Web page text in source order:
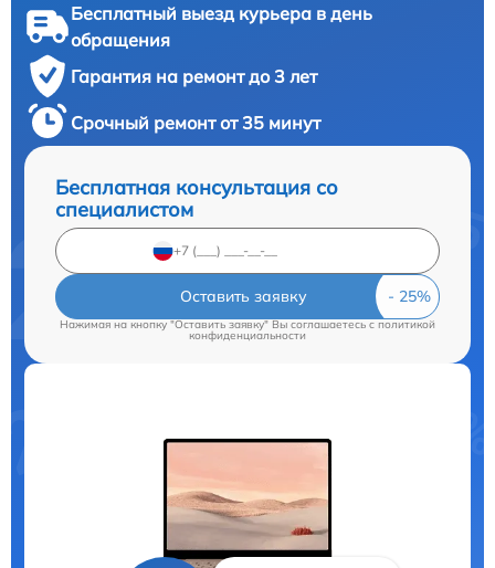
Бесплатный выезд курьера в день
обращения
Гарантия на ремонт до 3 лет
Срочный ремонт от 35 минут
Бесплатная консультация со
специалистом
Оставить заявку
Нажимая на кнопку "Оставить заявку" Вы соглашаетесь cполитикой
конфиденциальности